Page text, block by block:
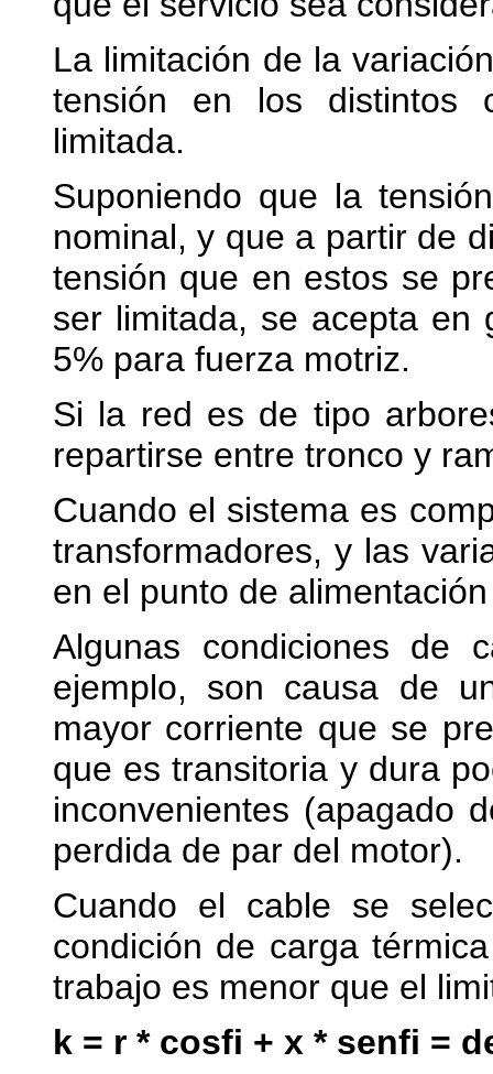
La limitación de la
tensión en los distintos
limitada.
Suponiendo que la
nominal, y que a partir de
tensión que en estos se
ser limitada, se acepta en
5% para fuerza motriz.
Si la red es de tipo
repartirse entre tronco y
Cuando el sistema es
transformadores, y las
en el punto de
Algunas condiciones de
ejemplo, son causa de
mayor corriente que se
que es transitoria y dura
inconvenientes (apagado
perdida de par del motor).
Cuando el cable se
condición de carga
trabajo es menor que el
k = r * cosfi + x * senfi =